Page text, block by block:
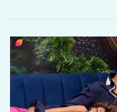
की
पर
फूटा
गुस्सा!
Bigg
Boss
19:
Nehal
और